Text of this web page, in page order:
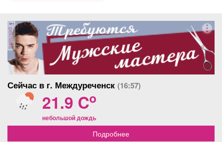
реклама
Сейчас в г. Междуреченск (16:57)
21.9 Co
небольшой дождь
Подробнее